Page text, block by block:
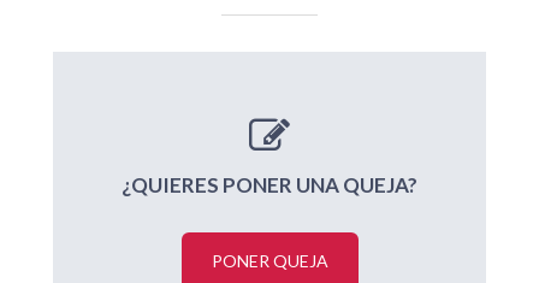
¿QUIERES PONER UNA QUEJA?
PONER QUEJA